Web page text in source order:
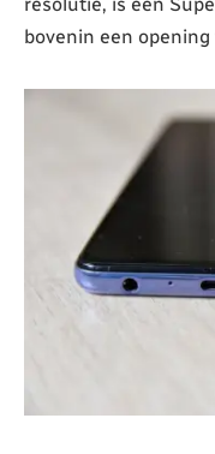
resolutie, is een
bovenin een